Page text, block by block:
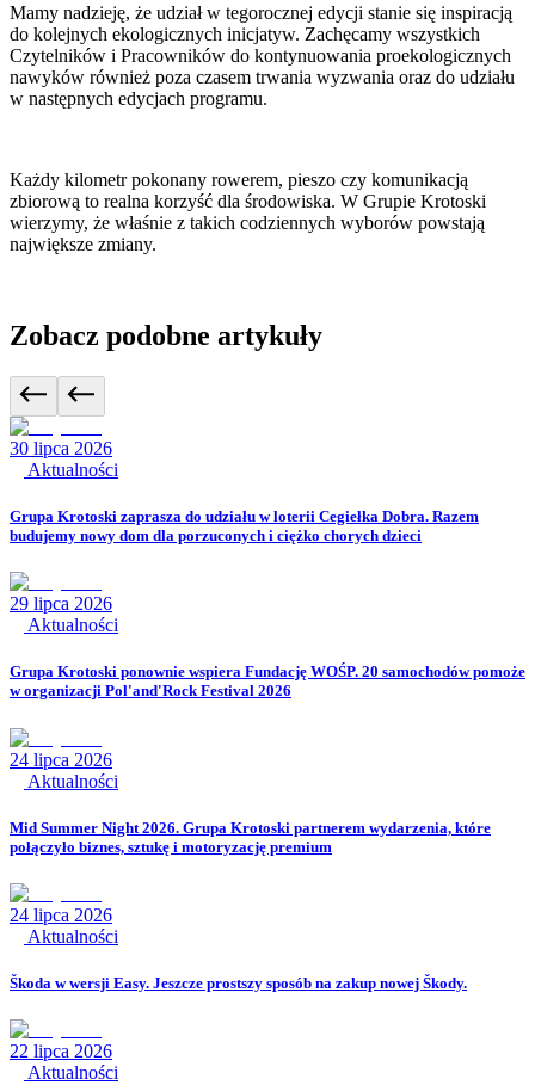
Mamy nadzieję, że udział w tegorocznej edycji stanie się inspiracją
do kolejnych ekologicznych inicjatyw. Zachęcamy wszystkich
Czytelników i Pracowników do kontynuowania proekologicznych
nawyków również poza czasem trwania wyzwania oraz do udziału
w następnych edycjach programu.
Każdy kilometr pokonany rowerem, pieszo czy komunikacją
zbiorową to realna korzyść dla środowiska. W Grupie Krotoski
wierzymy, że właśnie z takich codziennych wyborów powstają
największe zmiany.
Zobacz podobne artykuły
30 lipca 2026
Aktualności
Grupa Krotoski zaprasza do udziału w loterii Cegiełka Dobra. Razem
budujemy nowy dom dla porzuconych i ciężko chorych dzieci
29 lipca 2026
Aktualności
Grupa Krotoski ponownie wspiera Fundację WOŚP. 20 samochodów pomoże
w organizacji Pol'and'Rock Festival 2026
24 lipca 2026
Aktualności
Mid Summer Night 2026. Grupa Krotoski partnerem wydarzenia, które
połączyło biznes, sztukę i motoryzację premium
24 lipca 2026
Aktualności
Škoda w wersji Easy. Jeszcze prostszy sposób na zakup nowej Škody.
22 lipca 2026
Aktualności